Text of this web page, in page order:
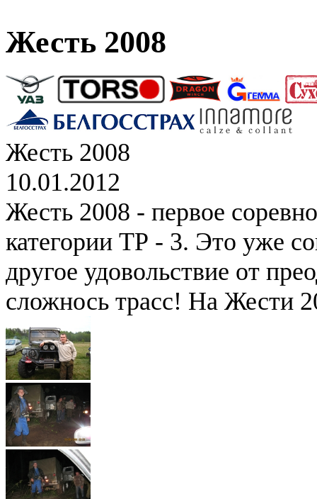
Жесть 2008
Жесть 2008
10.01.2012
Жесть 2008 - первое
категории ТР - 3. Это уже
другое удовольствие от
сложнось трасс! На Жести